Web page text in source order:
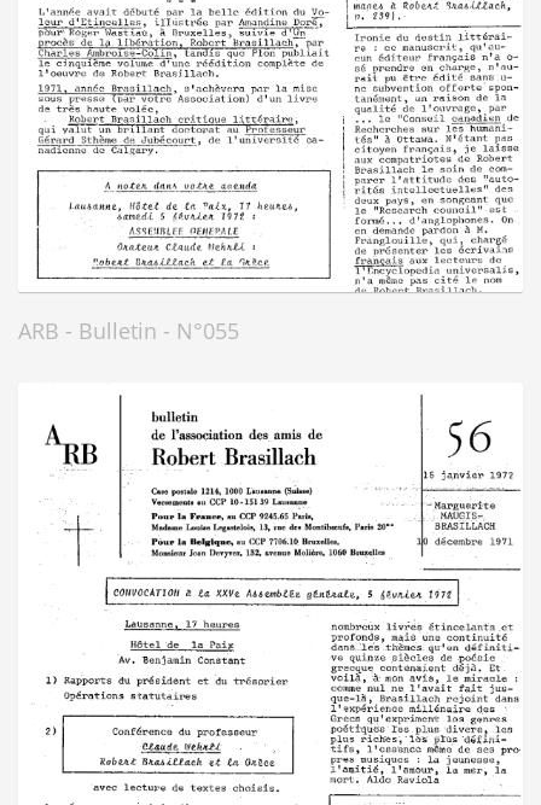
ARB - Bulletin - N°055